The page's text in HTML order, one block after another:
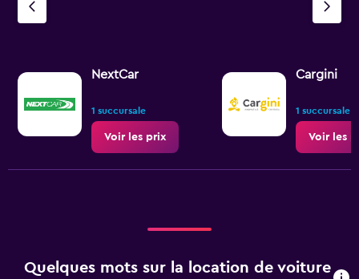
NextCar
1 succursale
Voir les prix
Cargini
1 succursale
Voir les
Quelques mots sur la location de voiture